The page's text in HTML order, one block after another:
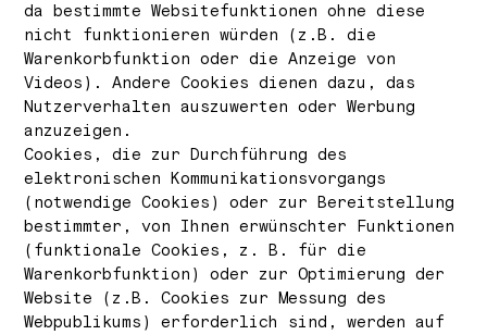
da bestimmte Websitefunktionen ohne diese
nicht funktionieren würden (z.B. die
Warenkorbfunktion oder die Anzeige von
Videos). Andere Cookies dienen dazu, das
Nutzerverhalten auszuwerten oder Werbung
anzuzeigen.
Cookies, die zur Durchführung des
elektronischen Kommunikationsvorgangs
(notwendige Cookies) oder zur Bereitstellung
bestimmter, von Ihnen erwünschter Funktionen
(funktionale Cookies, z. B. für die
Warenkorbfunktion) oder zur Optimierung der
Website (z.B. Cookies zur Messung des
Webpublikums) erforderlich sind, werden auf